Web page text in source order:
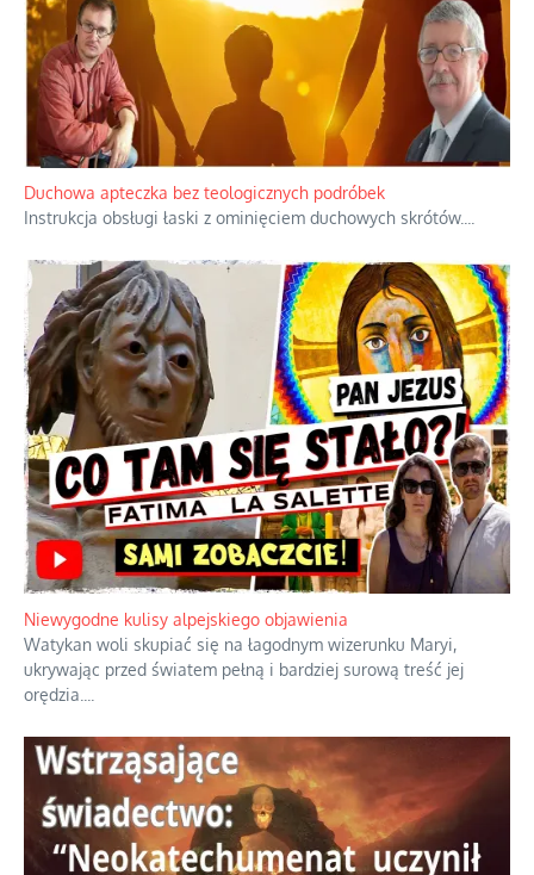
Duchowa apteczka bez teologicznych podróbek
Instrukcja obsługi łaski z ominięciem duchowych skrótów.
Niewygodne kulisy alpejskiego objawienia
Watykan woli skupiać się na łagodnym wizerunku Maryi,
ukrywając przed światem pełną i bardziej surową treść jej
orędzia.